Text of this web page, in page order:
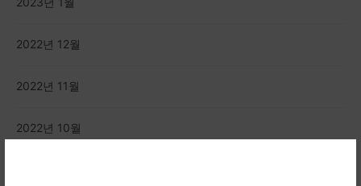
2022년 12월
2022년 11월
2022년 10월